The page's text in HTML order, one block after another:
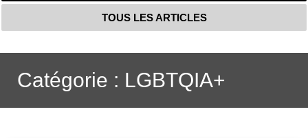
TOUS LES ARTICLES
Catégorie : LGBTQIA+